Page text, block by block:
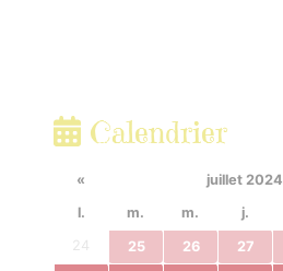
Calendrier
« juillet 2024
l.
m. m. j.
24
25 26 27